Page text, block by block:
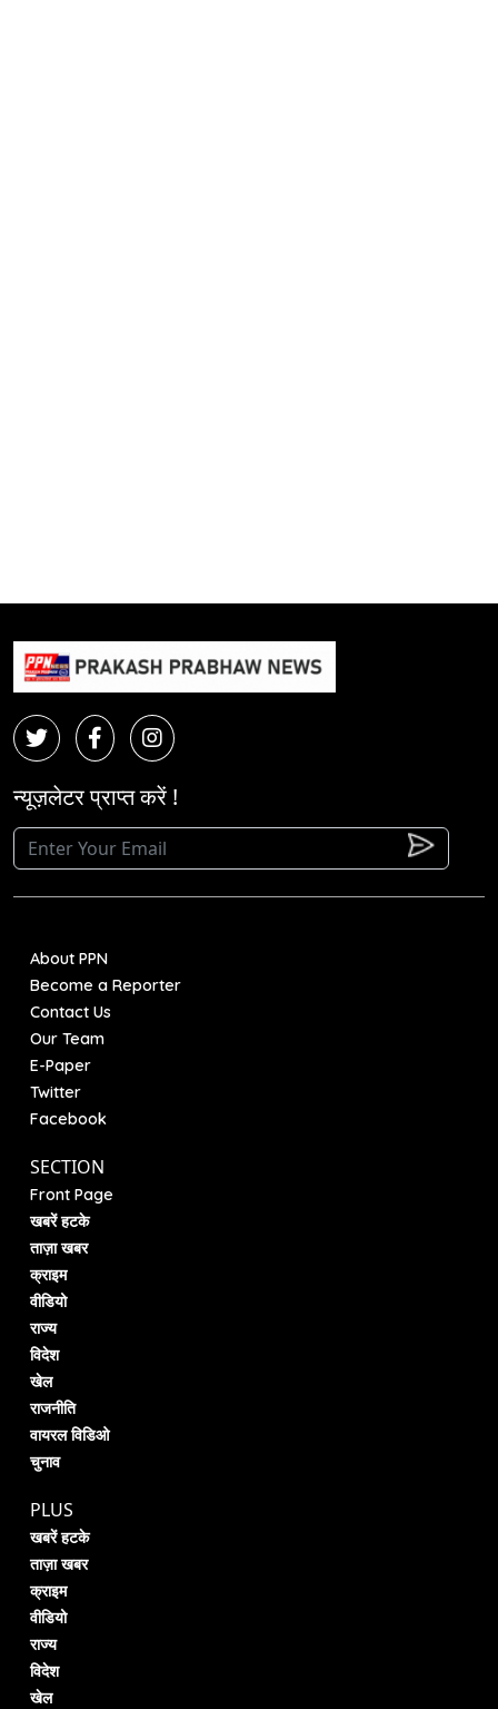
न्यूज़लेटर प्राप्त करें !
About PPN
Become a Reporter
Contact Us
Our Team
E-Paper
Twitter
Facebook
SECTION
Front Page
खबरें हटके
ताज़ा खबर
क्राइम
वीडियो
राज्य
विदेश
खेल
राजनीति
वायरल विडिओ
चुनाव
PLUS
खबरें हटके
ताज़ा खबर
क्राइम
वीडियो
राज्य
विदेश
खेल